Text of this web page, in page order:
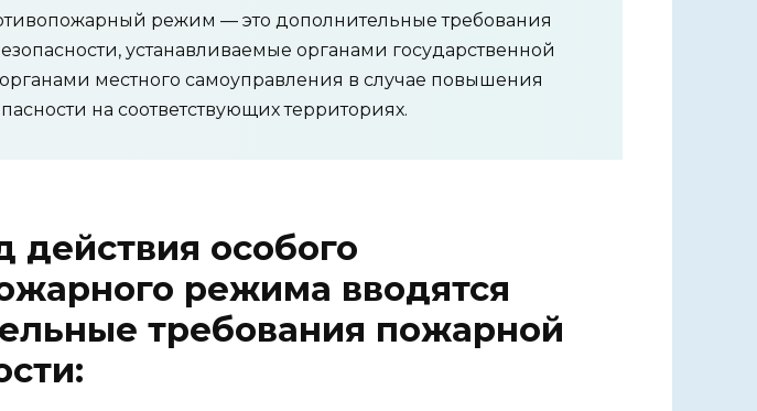
режим — это дополнительные требования
устанавливаемые органами государственной
местного самоуправления в случае повышения
на соответствующих территориях.
действия особого
режима вводятся
требования пожарной